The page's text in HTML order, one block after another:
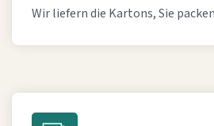
Wir liefern die Kartons, Sie